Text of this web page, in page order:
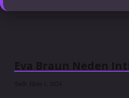
Eva Braun Neden
Tarih: Ekim 1, 2024